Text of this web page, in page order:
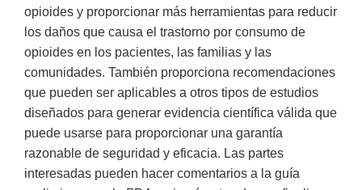
opioides y proporcionar más herramientas para reducir
los daños que causa el trastorno por consumo de
opioides en los pacientes, las familias y las
comunidades. También proporciona recomendaciones
que pueden ser aplicables a otros tipos de estudios
diseñados para generar evidencia científica válida que
puede usarse para proporcionar una garantía
razonable de seguridad y eficacia. Las partes
interesadas pueden hacer comentarios a la guía